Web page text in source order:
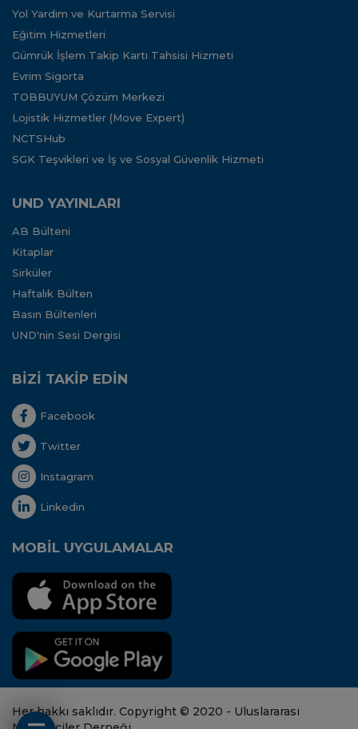
Yol Yardım ve Kurtarma Servisi
Eğitim Hizmetleri
Gümrük İşlem Takip Kartı Tahsisi Hizmeti
Evrim Sigorta
TOBBUYUM Çözüm Merkezi
Lojistik Hizmetler (Move Expert)
NCTSHub
SGK Teşvikleri ve İş ve Sosyal Güvenlik Hizmeti
UND YAYINLARI
AB Bülteni
Kitaplar
Sirküler
Haftalık Bülten
Basın Bültenleri
UND'nin Sesi Dergisi
BİZİ TAKİP EDİN
Facebook
Twitter
Instagram
Linkedin
MOBİL UYGULAMALAR
Her hakkı saklıdır. Copyright © 2020 - Uluslararası